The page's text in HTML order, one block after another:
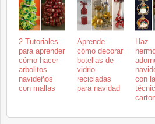
2 Tutoriales
para aprender
cómo hacer
arbolitos
navideños
con mallas
Aprende
cómo decorar
botellas de
vidrio
recicladas
para navidad
Haz
con la